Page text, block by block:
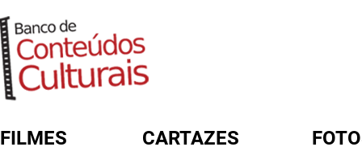
FILMES CARTAZES